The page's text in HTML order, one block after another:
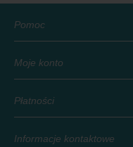
Pomoc
Moje konto
Płatności
Informacje kontaktowe